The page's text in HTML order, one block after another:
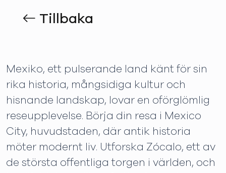
Tillbaka
Mexiko, ett pulserande land känt för sin
rika historia, mångsidiga kultur och
hisnande landskap, lovar en oförglömlig
reseupplevelse. Börja din resa i Mexico
City, huvudstaden, där antik historia
möter modernt liv. Utforska Zócalo, ett av
de största offentliga torgen i världen, och